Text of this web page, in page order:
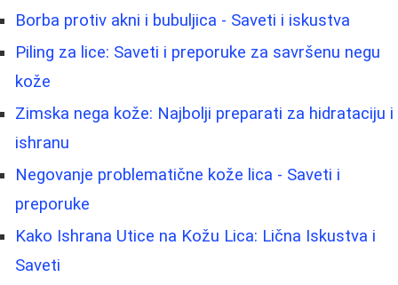
Borba protiv akni i bubuljica - Saveti i iskustva
Piling za lice: Saveti i preporuke za savršenu negu
kože
Zimska nega kože: Najbolji preparati za hidrataciju i
ishranu
Negovanje problematične kože lica - Saveti i
preporuke
Kako Ishrana Utice na Kožu Lica: Lična Iskustva i
Saveti